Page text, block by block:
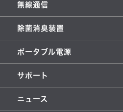
無線通信
除菌消臭装置
ポータブル電源
サポート
ニュース